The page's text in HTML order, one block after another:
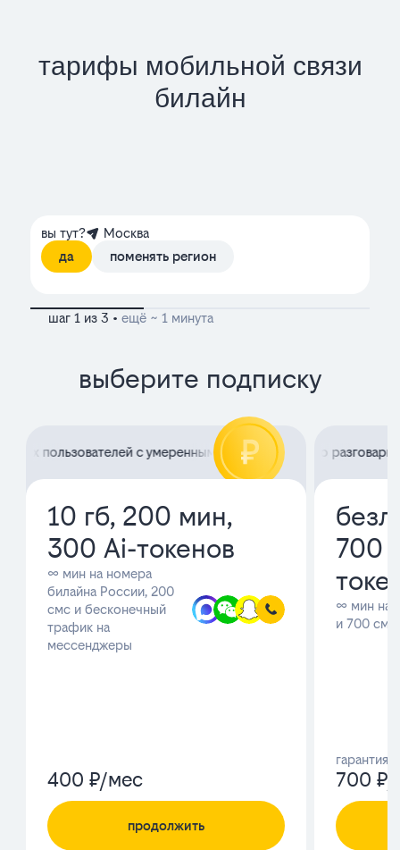
тарифы мобильной связи
билайн